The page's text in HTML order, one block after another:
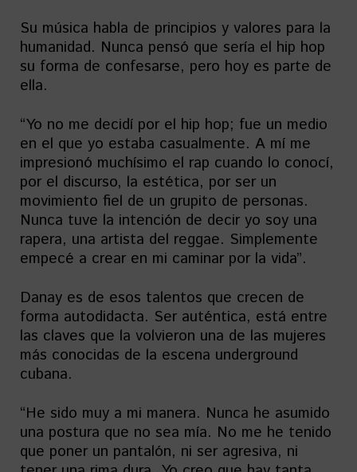
Su música habla de principios y valores para la
humanidad. Nunca pensó que sería el hip hop
su forma de confesarse, pero hoy es parte de
ella.
“Yo no me decidí por el hip hop; fue un medio
en el que yo estaba casualmente. A mí me
impresionó muchísimo el rap cuando lo conocí,
por el discurso, la estética, por ser un
movimiento fiel de un grupito de personas.
Nunca tuve la intención de decir yo soy una
rapera, una artista del reggae. Simplemente
empecé a crear en mi caminar por la vida”.
Danay es de esos talentos que crecen de
forma autodidacta. Ser auténtica, está entre
las claves que la volvieron una de las mujeres
más conocidas de la escena underground
cubana.
“He sido muy a mi manera. Nunca he asumido
una postura que no sea mía. No me he tenido
que poner un pantalón, ni ser agresiva, ni